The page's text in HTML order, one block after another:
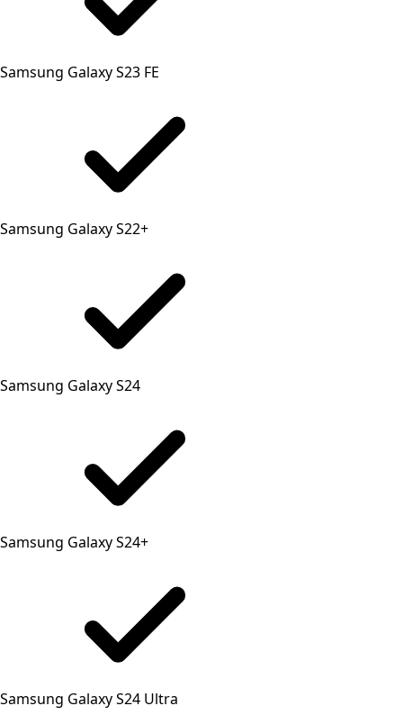
Samsung Galaxy S23 FE
Samsung Galaxy S22+
Samsung Galaxy S24
Samsung Galaxy S24+
Samsung Galaxy S24 Ultra